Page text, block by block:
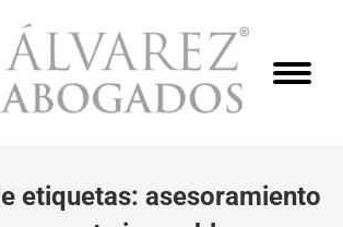
etiquetas: asesoramiento